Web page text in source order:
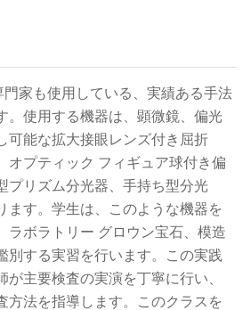
家も使用している、実績ある手法
。使用する機器は、顕微鏡、偏光
可能な拡大接眼レンズ付き屈折
オプティック フィギュア球付き偏
プリズム分光器、手持ち型分光
ます。学生は、このような機器を
ラボラトリー グロウン宝石、模造
別する実習を行います。この実践
が主要検査の実演を丁寧に行い、
方法を指導します。このクラスを